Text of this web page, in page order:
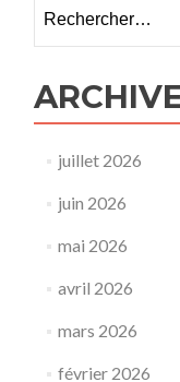
juillet 2026
juin 2026
mai 2026
avril 2026
mars 2026
février 2026